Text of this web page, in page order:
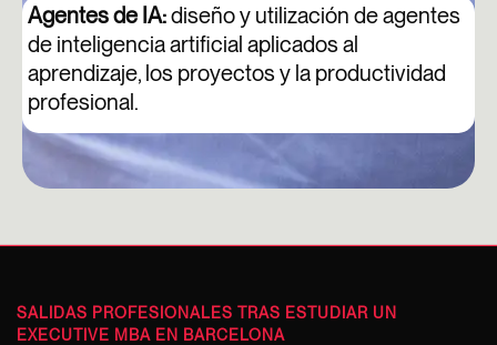
Agentes de IA:diseño y utilización de agentes
de inteligencia artificial aplicados al
aprendizaje, los proyectos y la productividad
profesional.
SALIDAS PROFESIONALES TRAS ESTUDIAR UN
EXECUTIVE MBA EN BARCELONA